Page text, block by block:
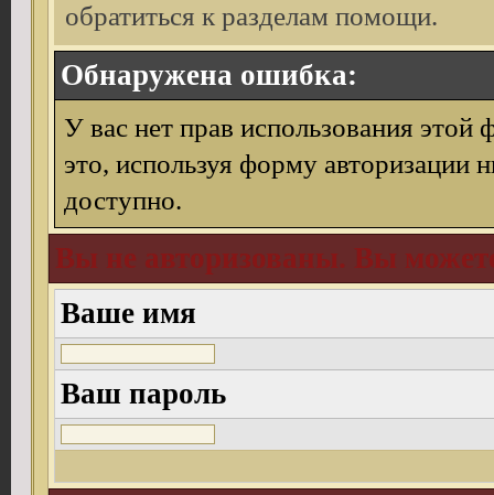
обратиться к разделам помощи.
Обнаружена ошибка:
У вас нет прав использования этой
это, используя форму авторизации
доступно.
Вы не авторизованы. Вы
Ваше имя
Ваш пароль